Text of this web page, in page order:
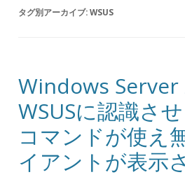
タグ別アーカイブ: WSUS
Windows Server
WSUSに認識さ
コマンドが使え
イアントが表示